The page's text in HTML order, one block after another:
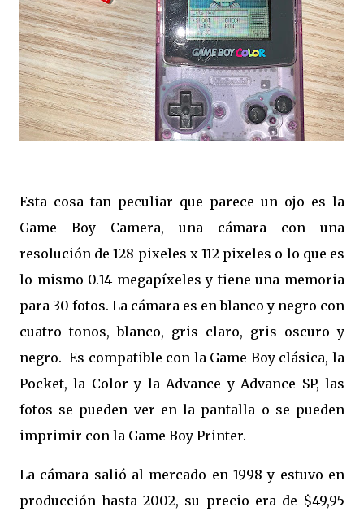
Esta cosa tan peculiar que parece un ojo es la
Game Boy Camera, una cámara con una
resolución de 128 pixeles x 112 pixeles o lo que es
lo mismo 0.14 megapíxeles y tiene una memoria
para 30 fotos. La cámara es en blanco y negro con
cuatro tonos, blanco, gris claro, gris oscuro y
negro. Es compatible con la Game Boy clásica, la
Pocket, la Color y la Advance y Advance SP, las
fotos se pueden ver en la pantalla o se pueden
imprimir con la Game Boy Printer.
La cámara salió al mercado en 1998 y estuvo en
producción hasta 2002, su precio era de $49,95